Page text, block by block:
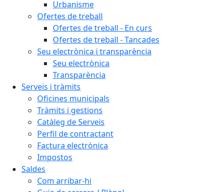
Urbanisme
Ofertes de treball
Ofertes de treball - En curs
Ofertes de treball - Tancades
Seu electrònica i transparència
Seu electrònica
Transparència
Serveis i tràmits
Oficines municipals
Tràmits i gestions
Catàleg de Serveis
Perfil de contractant
Factura electrònica
Impostos
Saldes
Com arribar-hi